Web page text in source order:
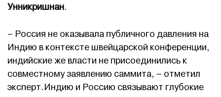
Унникришнан.
– Россия не оказывала публичного давления на
Индию в контексте швейцарской конференции,
индийские же власти не присоединились к
совместному заявлению саммита, – отметил
эксперт.Индию и Россию связывают глубокие